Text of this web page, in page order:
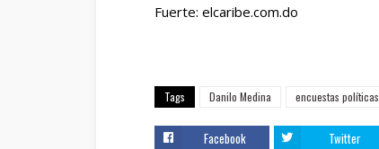
Fuerte: elcaribe.com.do
Tags Danilo Medina encuestas políticas
Facebook Twitter